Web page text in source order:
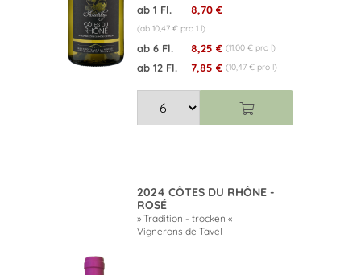
ab 1 Fl. 8,70 €
(ab 10,47 € pro 1 l)
ab 6 Fl. 8,25 € (11,00 € pro l)
ab 12 Fl. 7,85 € (10,47 € pro l)
2024 CÔTES DU RHÔNE -
ROSÉ
» Tradition - trocken «
Vignerons de Tavel